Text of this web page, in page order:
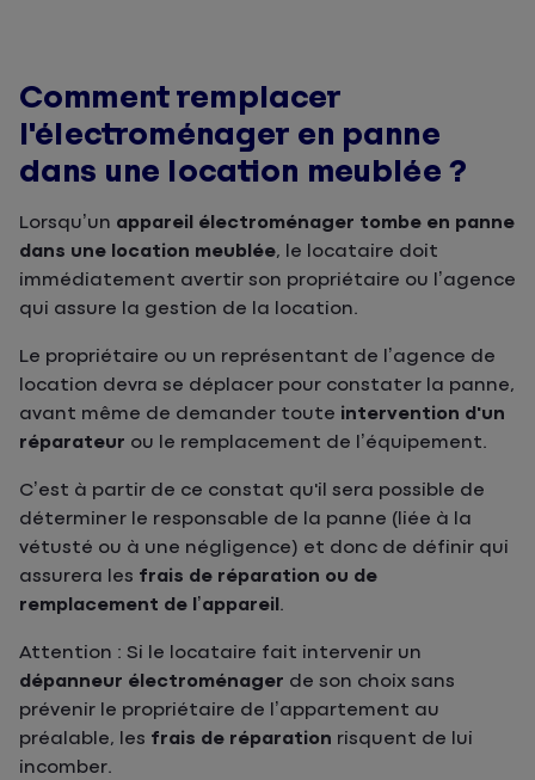
Comment remplacer
l'électroménager en panne
dans une location meublée ?
Lorsqu’un appareil électroménager tombe en panne
dans une location meublée, le locataire doit
immédiatement avertir son propriétaire ou l’agence
qui assure la gestion de la location.
Le propriétaire ou un représentant de l’agence de
location devra se déplacer pour constater la panne,
avant même de demander toute intervention d'un
réparateur ou le remplacement de l’équipement.
C’est à partir de ce constat qu'il sera possible de
déterminer le responsable de la panne (liée à la
vétusté ou à une négligence) et donc de définir qui
assurera les frais de réparation ou de
remplacement de l’appareil .
Attention : Si le locataire fait intervenir un
dépanneur électroménager de son choix sans
prévenir le propriétaire de l’appartement au
préalable, les frais de réparation risquent de lui
incomber.